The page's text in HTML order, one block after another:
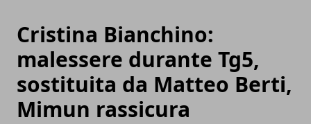
Cristina Bianchino:
malessere durante Tg5,
sostituita da Matteo Berti,
Mimun rassicura